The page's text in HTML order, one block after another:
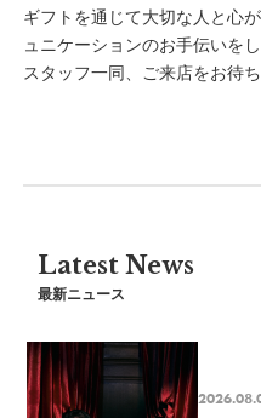
ギフトを通じて大切な人と心
ュニケーションのお手伝いをし
スタッフ一同、ご来店をお待
Latest News
最新ニュース